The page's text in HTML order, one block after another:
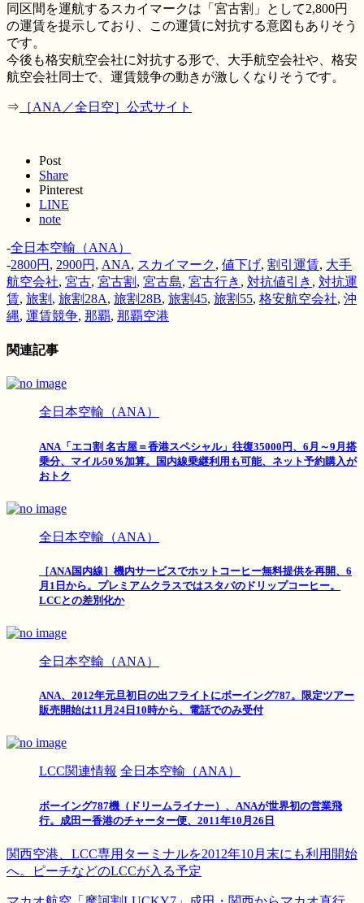
同区間を運航するスカイマークは「宮古割」として2,800円
の運賃を提示しており、この運賃に対抗する意図もありそう
です。
今後も格安航空会社に対抗する形で、大手航空会社や、格安
航空会社同士で、運賃競争の動きが激しくなりそうです。
⇒ ［ANA／全日空］公式サイト
Post
Share
Pinterest
LINE
note
-全日本空輸（ANA）
-2800円 , 2900円 , ANA, スカイマーク, 値下げ, 割引運賃, 大手
航空会社, 宮古, 宮古割 , 宮古島, 宮古行き , 対抗値引き , 対抗運
賃, 旅割 , 旅割28A, 旅割28B, 旅割45, 旅割55, 格安航空会社, 沖
縄, 運賃競争, 那覇, 那覇空港
関連記事
全日本空輸（ANA）
ANA「エコ割 名古屋＝香港スペシャル」往復35000円、6月～9月搭
乗分、マイル50％加算。国内線乗継利用も可能、ネット予約購入が
おトク
全日本空輸（ANA）
［ANA国内線］機内サービスでホットコーヒー無料提供を再開、6
月1日から。プレミアムクラスではスタバのドリップコーヒー。
LCCとの差別化か
全日本空輸（ANA）
ANA、2012年元旦初日の出フライトにボーイング787。限定ツアー
販売開始は11月24日10時から、電話でのみ受付
LCC関連情報 全日本空輸（ANA）
ボーイング787機（ドリームライナー）、ANAが世界初の営業飛
行。成田ー香港のチャーター便、2011年10月26日
関西空港、LCC専用ターミナルを2012年10月末にも利用開始
へ。ピーチなどのLCCが入る予定